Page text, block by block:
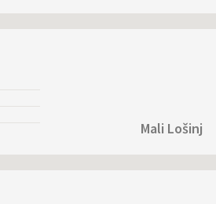
Mali Lošinj